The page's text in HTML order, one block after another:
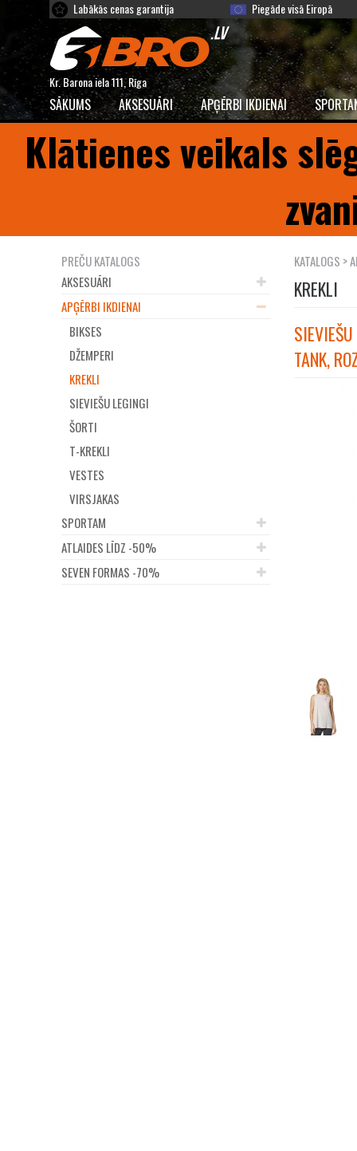
Labākās cenas garantija Piegāde visā Eiropā
Kr. Barona iela 111, Rīga
SĀKUMS AKSESUĀRI APĢĒRBI IKDIENAI
Klātienes veikals
PREČU KATALOGS
AKSESUĀRI
APĢĒRBI IKDIENAI
BIKSES
DŽEMPERI
KREKLI
SIEVIEŠU LEGINGI
ŠORTI
T-KREKLI
VESTES
VIRSJAKAS
SPORTAM
ATLAIDES LĪDZ -50%
SEVEN FORMAS -70%
KATALOGS >
KREKLI
TANK,